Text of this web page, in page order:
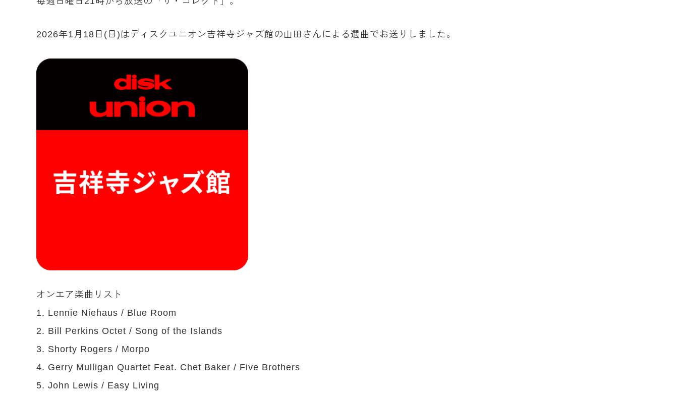
2026年1月18日(日)はディスクユニオン吉祥寺ジャズ館の山田さんによる選曲でお送りしました。
オンエア楽曲リスト
1. Lennie Niehaus / Blue Room
2. Bill Perkins Octet / Song of the Islands
3. Shorty Rogers / Morpo
4. Gerry Mulligan Quartet Feat. Chet Baker / Five Brothers
5. John Lewis / Easy Living